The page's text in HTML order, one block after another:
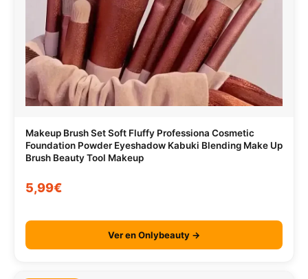
Makeup Brush Set Soft Fluffy Professiona Cosmetic
Foundation Powder Eyeshadow Kabuki Blending Make Up
Brush Beauty Tool Makeup
5,99€
Ver en Onlybeauty →